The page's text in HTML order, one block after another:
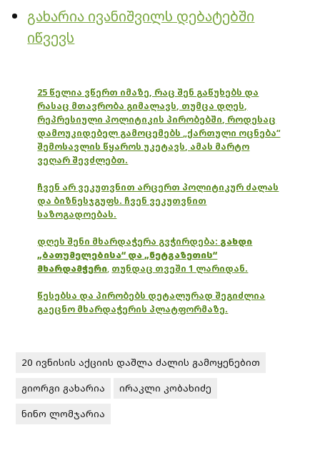
გახარია ივანიშვილს დებატებში
იწვევს
25 წელია ვწერთ იმაზე, რაც შენ გაწუხებს და
რასაც მთავრობა გიმალავს, თუმცა დღეს,
რეპრესიული პოლიტიკის პირობებში, როდესაც
დამოუკიდებელ გამოცემებს „ქართული ოცნება“
შემოსავლის წყაროს უკეტავს, ამას მარტო
ვეღარ შევძლებთ.
ჩვენ არ ვეკუთვნით არცერთ პოლიტიკურ ძალას
და ბიზნესჯგუფს. ჩვენ ვეკუთვნით
საზოგადოებას.
დღეს შენი მხარდაჭერა გვჭირდება: გახდი
„ბათუმელებისა“ და „ნეტგაზეთის“
მხარდამჭერი, თუნდაც თვეში 1 ლარიდან.
წესებსა და პირობებს დეტალურად შეგიძლია
გაეცნო მხარდაჭერის პლატფორმაზე.
20 ივნისის აქციის დაშლა ძალის გამოყენებით
გიორგი გახარია
ირაკლი კობახიძე
ნინო ლომჯარია